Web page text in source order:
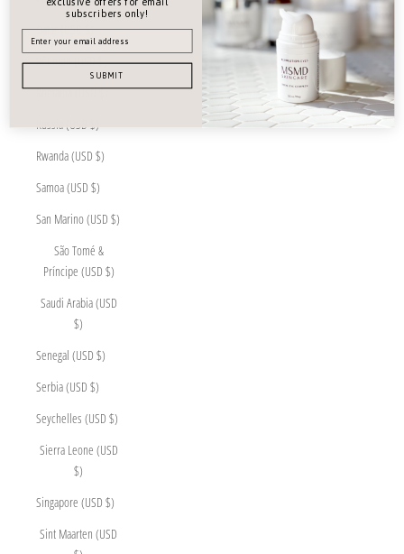
Qatar (USD $)
Réunion (USD $)
Romania (USD $)
Russia (USD $)
Rwanda (USD $)
Samoa (USD $)
San Marino (USD $)
São Tomé &
Príncipe (USD $)
Saudi Arabia (USD
$)
Senegal (USD $)
Serbia (USD $)
Seychelles (USD $)
Sierra Leone (USD
$)
Singapore (USD $)
Sint Maarten (USD
subscribers only!
SUBMIT